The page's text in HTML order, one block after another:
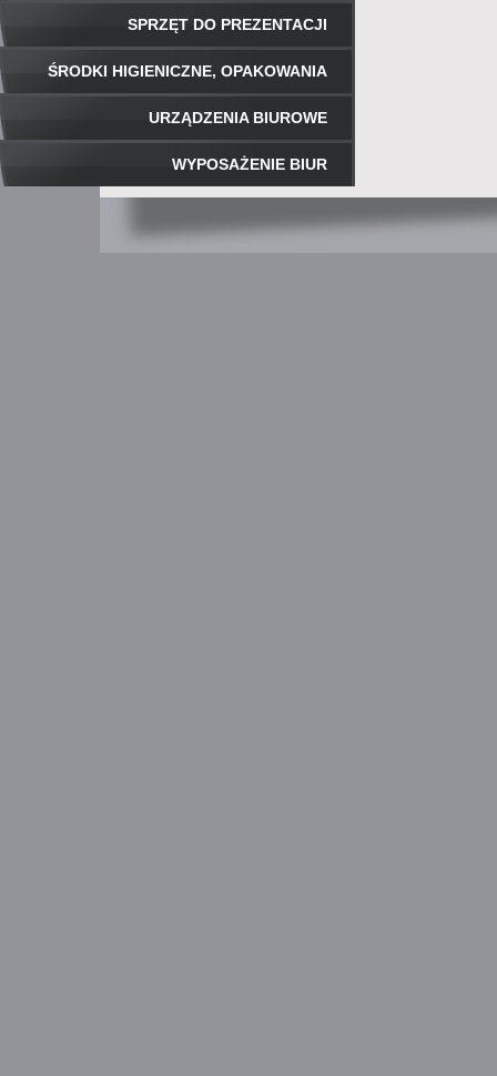
SPRZĘT DO PREZENTACJI
ŚRODKI HIGIENICZNE, OPAKOWANIA
URZĄDZENIA BIUROWE
WYPOSAŻENIE BIUR